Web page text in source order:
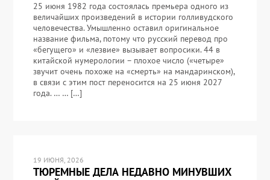
25 июня 1982 года состоялась премьера одного из
величайших произведений в истории голливудского
человечества. Умышленно оставил оригинальное
название фильма, потому что русский перевод про
«бегущего» и «лезвие» вызывает вопросики. 44 в
китайской нумерологии – плохое число («четыре»
звучит очень похоже на «смерть» на мандаринском),
в связи с этим пост переносится на 25 июня 2027
года. … … […]
19 ИЮНЯ, 2026
ТЮРЕМНЫЕ ДЕЛА НЕДАВНО МИНУВШИХ